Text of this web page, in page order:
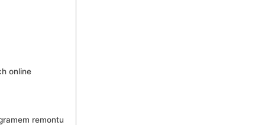
online
remontu